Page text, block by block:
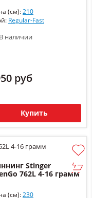
(см):210
Regular-Fast
В наличии
руб
Купить
Stinger
762L 4-16 грамм
(см):230